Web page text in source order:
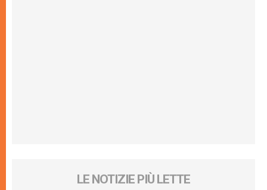
LE NOTIZIE PIÙ LETTE